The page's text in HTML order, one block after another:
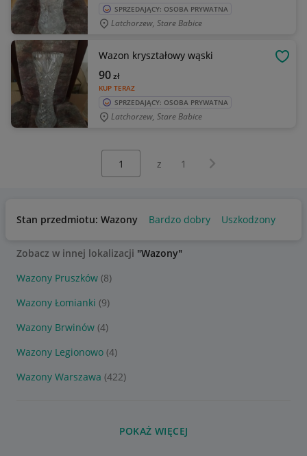
SPRZEDAJĄCY: OSOBA PRYWATNA
Latchorzew, Stare Babice
Wazon kryształowy wąski
KUP TERAZ
90zł
SPRZEDAJĄCY: OSOBA PRYWATNA
Latchorzew, Stare Babice
z 1 Następna strona
Stan przedmiotu: Wazony Bardzo dobry Uszkodzony
Zobacz w innej lokalizacji "Wazony"
Wazony Pruszków (8)
Wazony Łomianki (9)
Wazony Brwinów (4)
Wazony Legionowo (4)
Wazony Warszawa (422)
POKAŻ WIĘCEJ